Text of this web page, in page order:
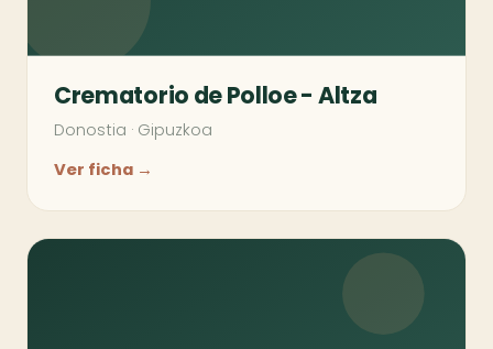
Crematorio de Polloe - Altza
Donostia · Gipuzkoa
Ver ficha →